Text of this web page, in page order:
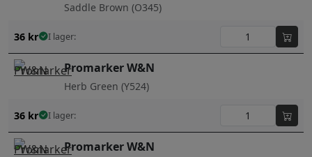
Saddle Brown (O345)
36 kr I lager:
Promarker W&N
Herb Green (Y524)
36 kr I lager:
Promarker W&N